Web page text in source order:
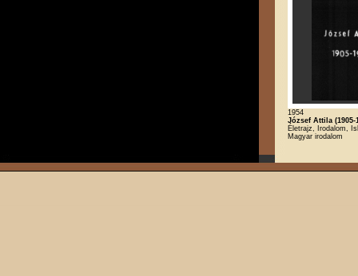
1954
József Attila (1905-
Életrajz, Irodalom,
Magyar irodalom